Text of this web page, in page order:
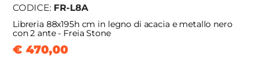
CODICE: FR-L8A
Libreria 88x195h cm in legno di acacia e metallo nero
con 2 ante - Freia Stone
€ 470,00